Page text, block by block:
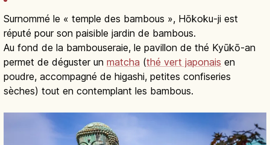
Surnommé le « temple des bambous », Hōkoku-ji est
réputé pour son paisible jardin de bambous.
Au fond de la bambouseraie, le pavillon de thé Kyūkō-an
permet de déguster un matcha (thé vert japonais en
poudre, accompagné de higashi, petites confiseries
sèches) tout en contemplant les bambous.